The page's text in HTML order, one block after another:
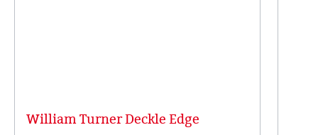
William Turner Deckle Edge